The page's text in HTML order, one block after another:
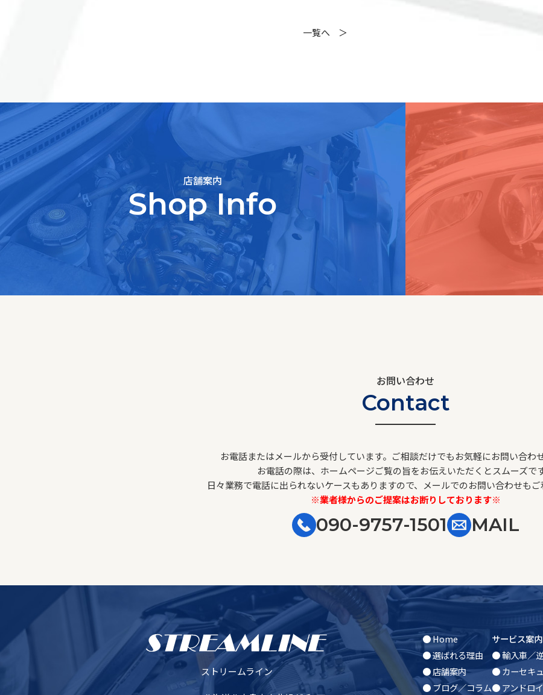
一覧へ ＞
店舗案内
Shop Info
お問い合わせ
Contact
お電話またはメールから受付しています。ご相談だけでもお気軽にお問い合わ
お電話の際は、ホームページご覧の旨をお伝えいただくとスムーズです
日々業務で電話に出られないケースもありますので、メールでのお問い合わせもご
※業者様からのご提案はお断りしております※
090-9757-1501 MAIL
ストリームライン
● Home
● 選ばれる理由
● 店舗案内
● ブログ／コラム
サービス案内
● 輸入車／
● カーセキ
● アンドロ